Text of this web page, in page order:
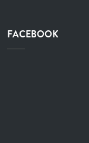
FACEBOOK